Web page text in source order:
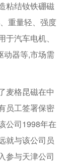
粘结钕铁硼磁
重量轻、强度
汽车电机、
动器等,市场需
格昆磁在中
员工签署保密
公司1998年在
就与该公司员
参与天津公司